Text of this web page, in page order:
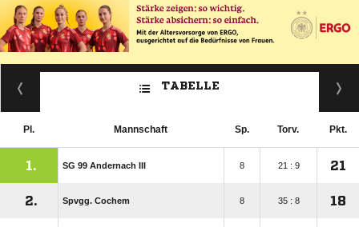
TABELLE
Pl. Mannschaft Sp. Torv. Pkt.
1. SG 99 Andernach III 8 21 : 9 21
2. Spvgg. Cochem 8 35 : 8 18